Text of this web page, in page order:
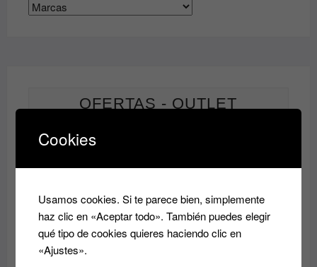
OFERTAS - OUTLET
OFERTA
de
precios:
desde
Acondicionador reparador Essensity Schwarzkopf
Cookies
Usamos cookies. Si te parece bien, simplemente
haz clic en «Aceptar todo». También puedes elegir
qué tipo de cookies quieres haciendo clic en
«Ajustes».